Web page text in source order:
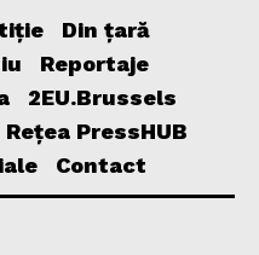
Din țară
Reportaje
2EU.Brussels
Rețea PressHUB
Contact